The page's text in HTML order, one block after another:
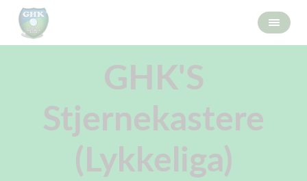
GHK'S
Stjernekastere
(Lykkeliga)